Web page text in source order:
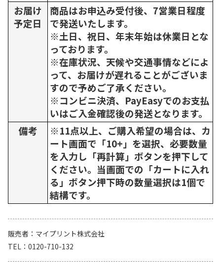
お届け
予定日
商品はお申込み受付後、7営業日程度
で発送いたします。
※土日、祝日、年末年始は休業日とな
っております。
※在庫状況、天候や交通事情などによ
って、お届けが遅れることがございま
すので予めご了承ください。
※コンビニ決済、PayEasyでのお支払
いはご入金確認後の発送となります。
備考
※11点以上、ご購入希望の場合は、カ
ート画面で「10+」を選択、必要数量
を入力し「再計算」ボタンを押下して
ください。当画面での「カートに入れ
る」ボタン押下時の数量選択は1個で
結構です。
販売者
マイプリント株式会社
TEL
0120-710-132